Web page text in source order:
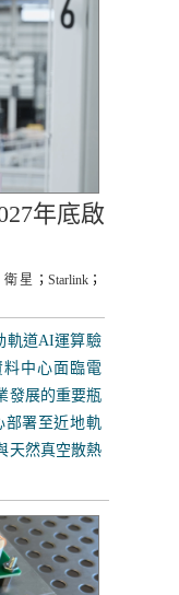
年底啟
衛星 ； Starlink；
軌道AI運算驗
中心面臨電
發展的重要瓶
部署至近地軌
天然真空散熱